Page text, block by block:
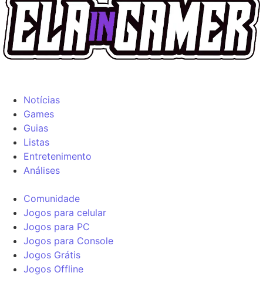
Notícias
Games
Guias
Listas
Entretenimento
Análises
Comunidade
Jogos para celular
Jogos para PC
Jogos para Console
Jogos Grátis
Jogos Offline